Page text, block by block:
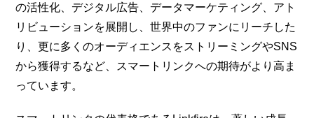
の活性化、デジタル広告、データマーケティング、アト
リビューションを展開し、世界中のファンにリーチした
り、更に多くのオーディエンスをストリーミングやSNS
から獲得するなど、スマートリンクへの期待がより高ま
っています。